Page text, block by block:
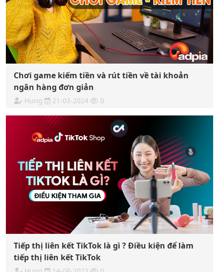
Chơi game kiếm tiền và rút tiền về tài khoản
ngân hàng đơn giản
Hung 21-03-2024 0
Tiếp thị liên kết TikTok là gì ? Điều kiện để làm
tiếp thị liên kết TikTok